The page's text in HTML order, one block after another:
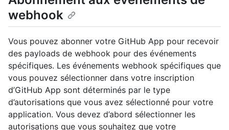
webhook
Vous pouvez abonner votre GitHub App pour recevoir
des payloads de webhook pour des événements
spécifiques. Les événements webhook spécifiques que
vous pouvez sélectionner dans votre inscription
d’GitHub App sont déterminés par le type
d’autorisations que vous avez sélectionné pour votre
application. Vous devez d’abord sélectionner les
autorisations que vous souhaitez que votre